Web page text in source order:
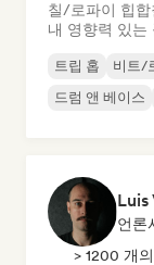
칠/로파이 힙합
내 영향력 있는
트립 홉 비트/
드럼 앤 베이스
Luis
언론
> 1200 개